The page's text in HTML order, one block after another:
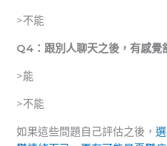
>不能
Q4：跟別人聊天之後，有感覺
>能
>不能
如果這些問題自己評估之後，